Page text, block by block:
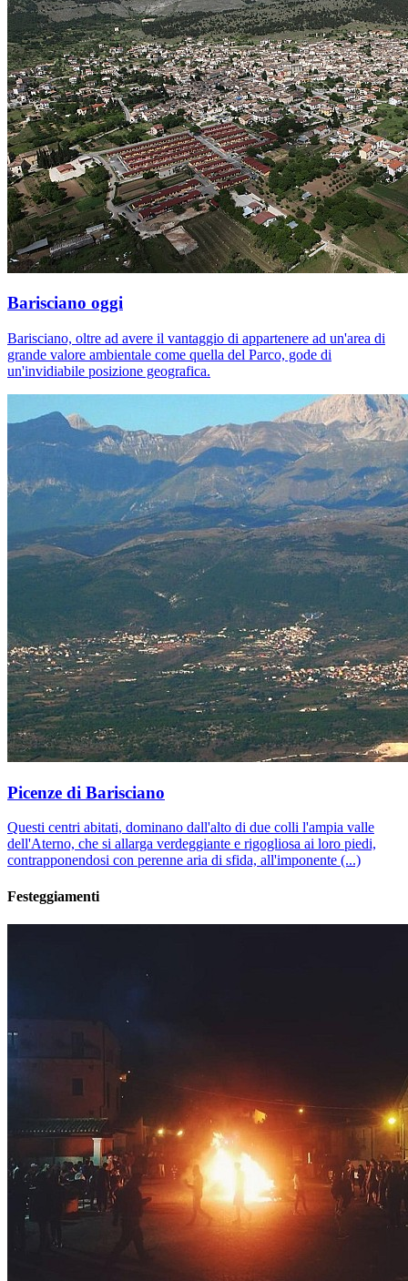
Barisciano oggi
Barisciano, oltre ad avere il vantaggio di appartenere ad un'area di
grande valore ambientale come quella del Parco, gode di
un'invidiabile posizione geografica.
Picenze di Barisciano
Questi centri abitati, dominano dall'alto di due colli l'ampia valle
dell'Aterno, che si allarga verdeggiante e rigogliosa ai loro piedi,
contrapponendosi con perenne aria di sfida, all'imponente (...)
Festeggiamenti